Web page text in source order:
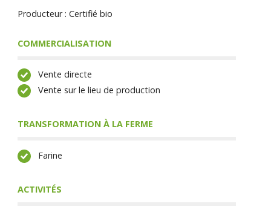
Producteur : Certifié bio
COMMERCIALISATION
Vente directe
Vente sur le lieu de production
TRANSFORMATION À LA FERME
Farine
ACTIVITÉS